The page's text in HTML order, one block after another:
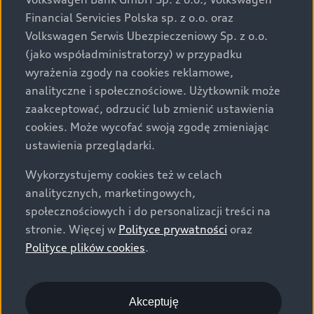
za dopłatą. Wiążące ustalenie ceny, wyposażenia i
specyfikacji pojazdu następują w umowie sprzedaży, a
określenie parametrów technicznych zawiera
świadectwo homologacji typu pojazdu. Zastrzegamy
sobie prawo do zmian i pomyłek. Wszelkie informacje
prezentowane na stronie są aktualne na dzień ich
zamieszczania. W celu uzyskania najnowszych
informacji prosimy kontaktować się z Partnerem Marki
Audi.
Wszystkie produkowane obecnie samochody marki Audi
są wykonywane z materiałów spełniających pod
względem możliwości odzysku i recyklingu wymagania
określone w normie ISO 22628 i są zgodne z
europejskimi świadectwami homologacji wydanymi wg
o.o. podlega obowiązkowi zapewnienia wszystkim
użytkownikom samochodów marki Volkswagen sieci
Financial Servicies Polska sp. z o.o. oraz
Volkswagen Serwis Ubezpieczeniowy Sp. z o.o.
(jako współadministratorzy) w przypadku
wyrażenia zgody na cookies reklamowe,
analityczne i społecznościowe. Użytkownik może
zaakceptować, odrzucić lub zmienić ustawienia
cookies. Może wycofać swoją zgodę zmieniając
ustawienia przeglądarki.
Wykorzystujemy cookies też w celach
analitycznych, marketingowych,
społecznościowych i do personalizacji treści na
stronie. Więcej w Polityce prywatności oraz
Polityce plików cookies.
Akceptuję